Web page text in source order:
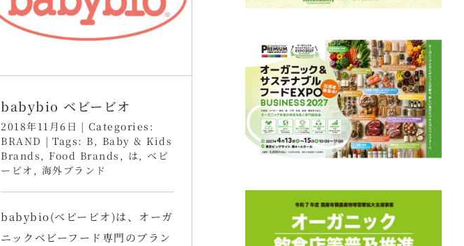
babybio ベビービオ
2018年11月6日 | Categories:
BRAND | Tags: B , Baby & Kids
Brands , Food Brands , は , ベビ
ービオ , 海外ブランド
babybio(ベビービオ)は、オーガ
ニックベビーフード専門のブラン